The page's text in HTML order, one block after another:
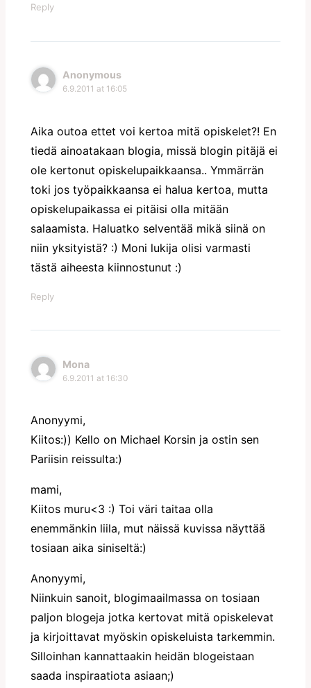
Reply
Anonymous
6.9.2011 at 16:05
Aika outoa ettet voi kertoa mitä opiskelet?! En
tiedä ainoatakaan blogia, missä blogin pitäjä ei
ole kertonut opiskelupaikkaansa.. Ymmärrän
toki jos työpaikkaansa ei halua kertoa, mutta
opiskelupaikassa ei pitäisi olla mitään
salaamista. Haluatko selventää mikä siinä on
niin yksityistä? :) Moni lukija olisi varmasti
tästä aiheesta kiinnostunut :)
Reply
Mona
6.9.2011 at 16:30
Anonyymi,
Kiitos:)) Kello on Michael Korsin ja ostin sen
Pariisin reissulta:)
mami,
Kiitos muru<3 :) Toi väri taitaa olla
enemmänkin liila, mut näissä kuvissa näyttää
tosiaan aika siniseltä:)
Anonyymi,
Niinkuin sanoit, blogimaailmassa on tosiaan
paljon blogeja jotka kertovat mitä opiskelevat
ja kirjoittavat myöskin opiskeluista tarkemmin.
Silloinhan kannattaakin heidän blogeistaan
saada inspiraatiota asiaan;)